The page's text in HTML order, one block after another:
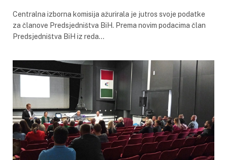
Centralna izborna komisija ažurirala je jutros svoje podatke
za članove Predsjedništva BiH. Prema novim podacima član
Predsjedništva BiH iz reda…